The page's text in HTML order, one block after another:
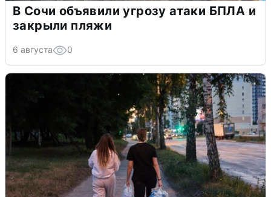
В Сочи объявили угрозу атаки БПЛА и
закрыли пляжи
6 августа 0